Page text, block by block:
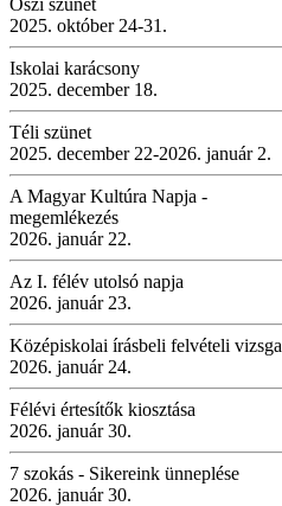
2025. október 24-31.
Iskolai karácsony
2025. december 18.
Téli szünet
2025. december 22-2026. január 2.
A Magyar Kultúra Napja -
megemlékezés
2026. január 22.
Az I. félév utolsó napja
2026. január 23.
Középiskolai írásbeli felvételi vizsga
2026. január 24.
Félévi értesítők kiosztása
2026. január 30.
7 szokás - Sikereink ünneplése
2026. január 30.